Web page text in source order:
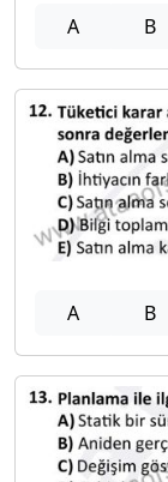
A B
A B